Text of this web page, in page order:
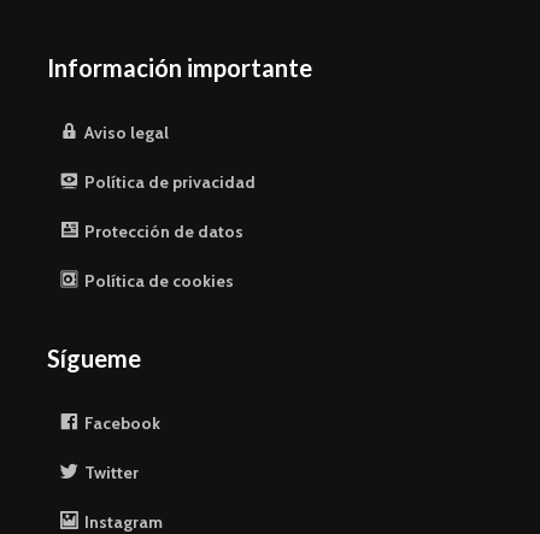
Información importante
Aviso legal
Política de privacidad
Protección de datos
Política de cookies
Sígueme
Facebook
Twitter
Instagram